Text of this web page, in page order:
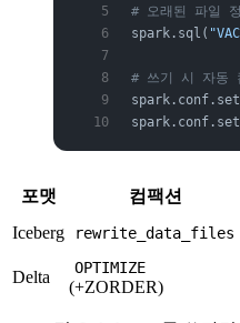
# 오래된 파일
spark.sql(
# 쓰기 시 자동
포맷 컴팩션
Iceberg
rewrite_data_files
Delta OPTIMIZE
(+ZORDER)